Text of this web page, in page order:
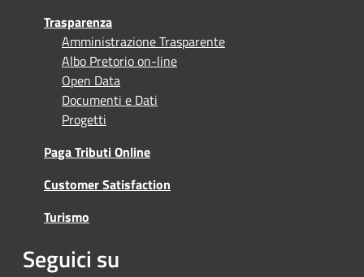
Trasparenza
Amministrazione Trasparente
Albo Pretorio on-line
Open Data
Documenti e Dati
Progetti
Paga Tributi Online
Customer Satisfaction
Turismo
Seguici su